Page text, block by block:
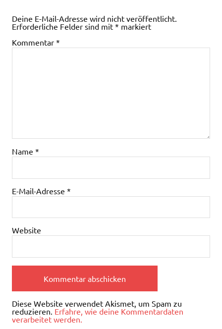
Deine E-Mail-Adresse wird nicht veröffentlicht.
Erforderliche Felder sind mit * markiert
Kommentar *
Name *
E-Mail-Adresse *
Website
Diese Website verwendet Akismet, um Spam zu
reduzieren. Erfahre, wie deine Kommentardaten
verarbeitet werden.